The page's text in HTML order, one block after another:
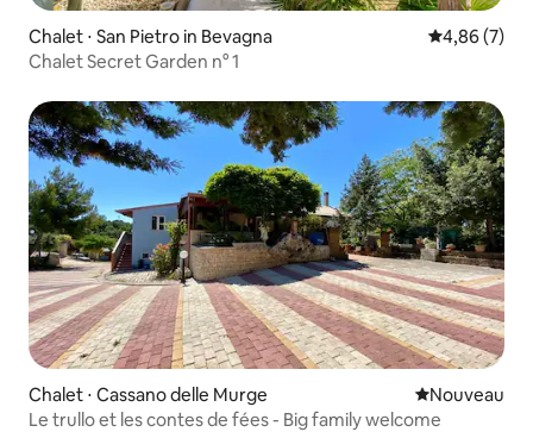
Chalet ⋅ San Pietro in Bevagna Évaluation
4,86 (7)
Chalet Secret Garden n° 1
Chalet ⋅ Cassano delle Murge Nouvel
Nouveau
Le trullo et les contes de fées - Big family welcome